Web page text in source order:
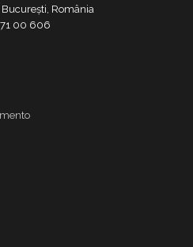
România
71 00 606